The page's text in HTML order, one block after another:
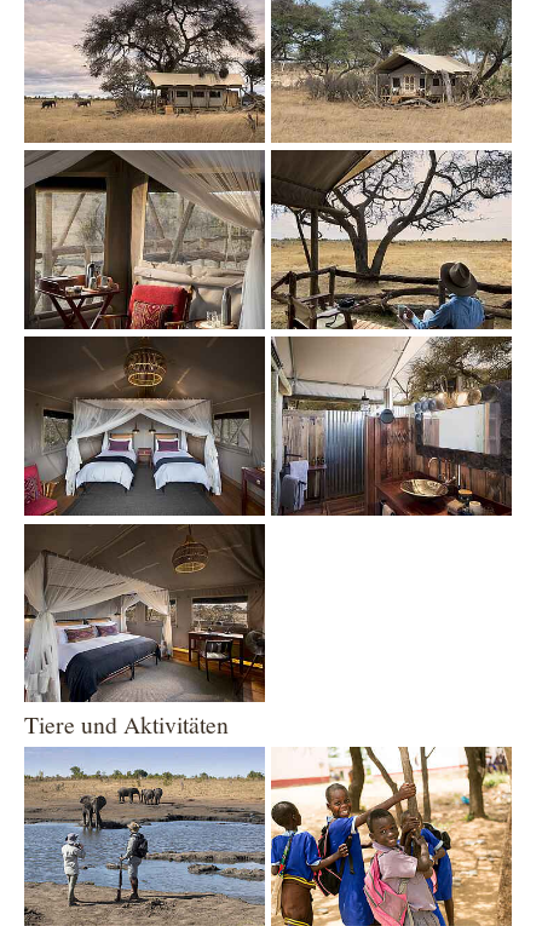
Show larger version Show larger version
Show larger version Show larger version
Show larger version
Tiere und Aktivitäten
Show larger version